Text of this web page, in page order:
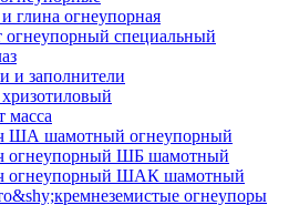
глина огнеупорная
огнеупорный специальный
и заполнители
масса
ША шамотный огнеупорный
огнеупорный ШБ шамотный
огнеупорный ШАК шамотный
огнеупоры